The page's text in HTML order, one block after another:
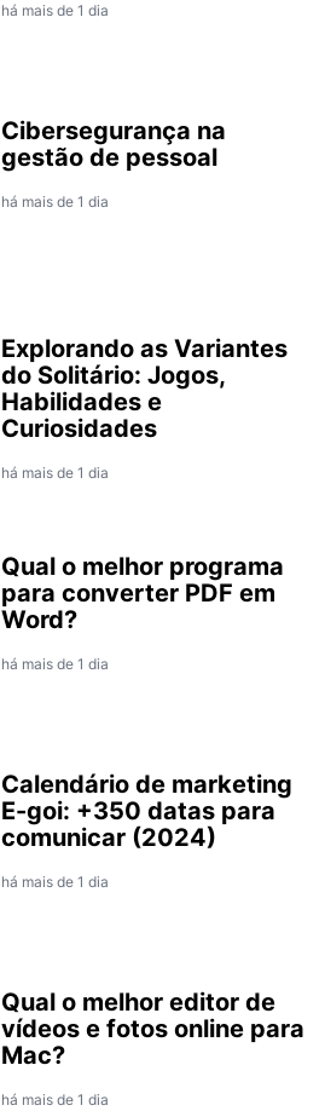
há mais de 1 dia
Cibersegurança na
gestão de pessoal
há mais de 1 dia
Explorando as Variantes
do Solitário: Jogos,
Habilidades e
Curiosidades
há mais de 1 dia
Qual o melhor programa
para converter PDF em
Word?
há mais de 1 dia
Calendário de marketing
E-goi: +350 datas para
comunicar (2024)
há mais de 1 dia
Qual o melhor editor de
vídeos e fotos online para
Mac?
há mais de 1 dia